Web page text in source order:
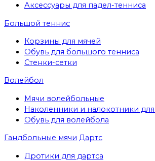
Аксессуары для падел-тенниса
Большой теннис
Корзины для мячей
Обувь для большого тенниса
Стенки-сетки
Волейбол
Мячи волейбольные
Наколенники и налокотники
Обувь для волейбола
Гандбольные мячи Дартс
Дротики для дартса